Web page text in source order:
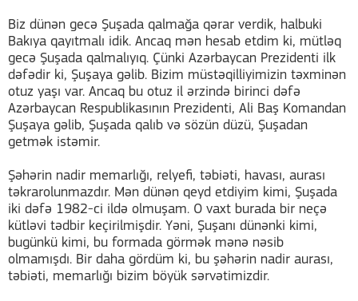
Biz dünən gecə Şuşada qalmağa qərar verdik, halbuki
Bakıya qayıtmalı idik. Ancaq mən hesab etdim ki, mütləq
gecə Şuşada qalmalıyıq. Çünki Azərbaycan Prezidenti ilk
dəfədir ki, Şuşaya gəlib. Bizim müstəqilliyimizin təxminən
otuz yaşı var. Ancaq bu otuz il ərzində birinci dəfə
Azərbaycan Respublikasının Prezidenti, Ali Baş Komandan
Şuşaya gəlib, Şuşada qalıb və sözün düzü, Şuşadan
getmək istəmir.
Şəhərin nadir memarlığı, relyefi, təbiəti, havası, aurası
təkrarolunmazdır. Mən dünən qeyd etdiyim kimi, Şuşada
iki dəfə 1982-ci ildə olmuşam. O vaxt burada bir neçə
kütləvi tədbir keçirilmişdir. Yəni, Şuşanı dünənki kimi,
bugünkü kimi, bu formada görmək mənə nəsib
olmamışdı. Bir daha gördüm ki, bu şəhərin nadir aurası,
təbiəti, memarlığı bizim böyük sərvətimizdir.